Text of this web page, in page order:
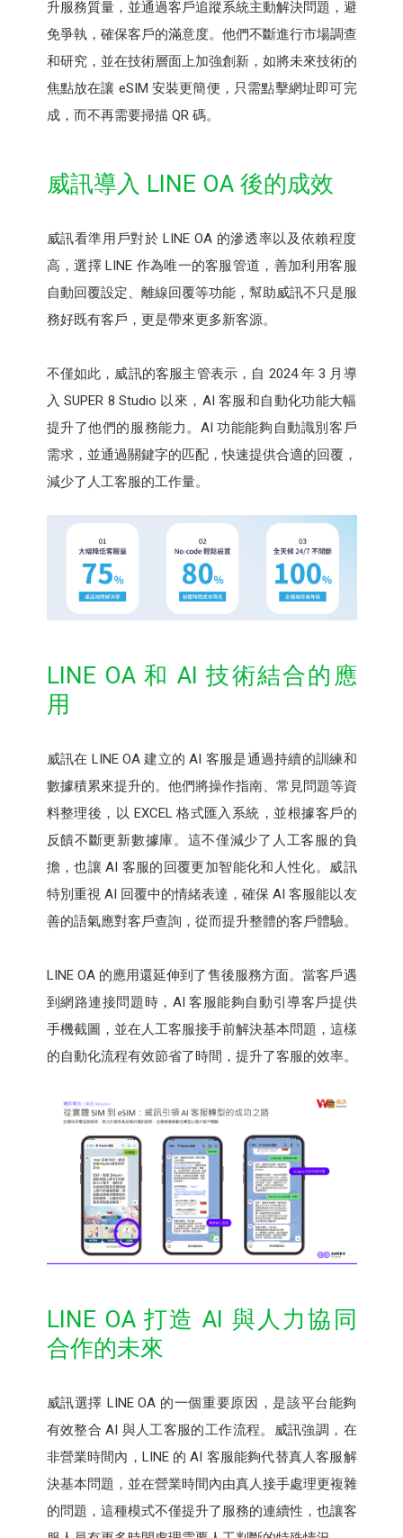
升服務質量，並通過客戶追蹤系統主動解決問題，避
免爭執，確保客戶的滿意度。他們不斷進行市場調查
和研究，並在技術層面上加強創新，如將未來技術的
焦點放在讓 eSIM 安裝更簡便，只需點擊網址即可完
成，而不再需要掃描 QR 碼。
威訊導入 LINE OA 後的成效
威訊看準用戶對於 LINE OA 的滲透率以及依賴程度
高，選擇 LINE 作為唯一的客服管道，善加利用客服
自動回覆設定、離線回覆等功能，幫助威訊不只是服
務好既有客戶，更是帶來更多新客源。
不僅如此，威訊的客服主管表示，自 2024 年 3 月導
入 SUPER 8 Studio 以來，AI 客服和自動化功能大幅
提升了他們的服務能力。AI 功能能夠自動識別客戶
需求，並通過關鍵字的匹配，快速提供合適的回覆，
減少了人工客服的工作量。
LINE OA 和 AI 技術結合的應
用
威訊在 LINE OA 建立的 AI 客服是通過持續的訓練和
數據積累來提升的。他們將操作指南、常見問題等資
料整理後，以 EXCEL 格式匯入系統，並根據客戶的
反饋不斷更新數據庫。這不僅減少了人工客服的負
擔，也讓 AI 客服的回覆更加智能化和人性化。威訊
特別重視 AI 回覆中的情緒表達，確保 AI 客服能以友
善的語氣應對客戶查詢，從而提升整體的客戶體驗。
LINE OA 的應用還延伸到了售後服務方面。當客戶遇
到網路連接問題時，AI 客服能夠自動引導客戶提供
手機截圖，並在人工客服接手前解決基本問題，這樣
的自動化流程有效節省了時間，提升了客服的效率。
LINE OA 打造 AI 與人力協同
合作的未來
威訊選擇 LINE OA 的一個重要原因，是該平台能夠
有效整合 AI 與人工客服的工作流程。威訊強調，在
非營業時間內，LINE 的 AI 客服能夠代替真人客服解
決基本問題，並在營業時間內由真人接手處理更複雜
的問題，這種模式不僅提升了服務的連續性，也讓客